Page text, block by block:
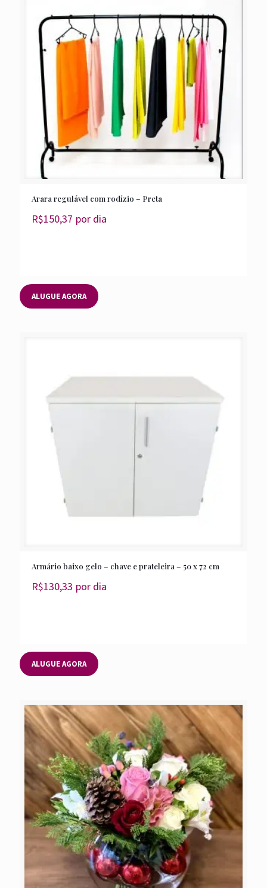
Arara regulável com rodízio – Preta
R$150,37 por dia
ALUGUE AGORA
Armário baixo gelo – chave e prateleira – 50 x 72 cm
R$130,33 por dia
ALUGUE AGORA